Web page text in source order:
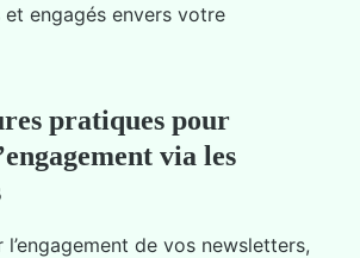
engagés envers votre
pratiques pour
via les
l’engagement de vos newsletters,